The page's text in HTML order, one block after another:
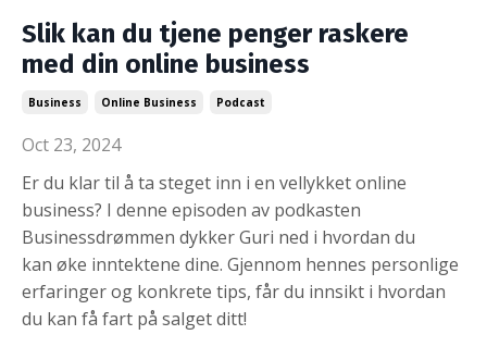
Slik kan du tjene penger raskere
med din online business
Business Online Business Podcast
Oct 23, 2024
Er du klar til å ta steget inn i en vellykket online
business? I denne episoden av podkasten
Businessdrømmen dykker Guri ned i hvordan du
kan øke inntektene dine. Gjennom hennes personlige
erfaringer og konkrete tips, får du innsikt i hvordan
du kan få fart på salget ditt!